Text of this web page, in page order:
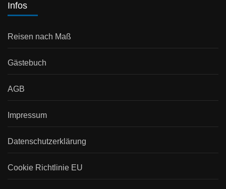
Infos
Reisen nach Maß
Gästebuch
AGB
Impressum
Datenschutzerklärung
Cookie Richtlinie EU